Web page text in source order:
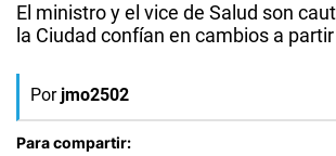
El ministro y el vice de Salud son
la Ciudad confían en cambios a
Por jmo2502
Para compartir: